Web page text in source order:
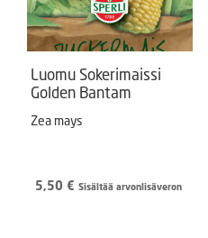
Luomu Sokerimaissi
Golden Bantam
Zea mays
5,50 € Sisältää arvonlisäveron